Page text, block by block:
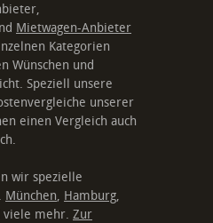
Mietwagen-Anbieter
Kategorien
Wünschen und
Speziell unsere
unserer
einen Vergleich auch
wir spezielle
München, Hamburg,
viele mehr. Zur